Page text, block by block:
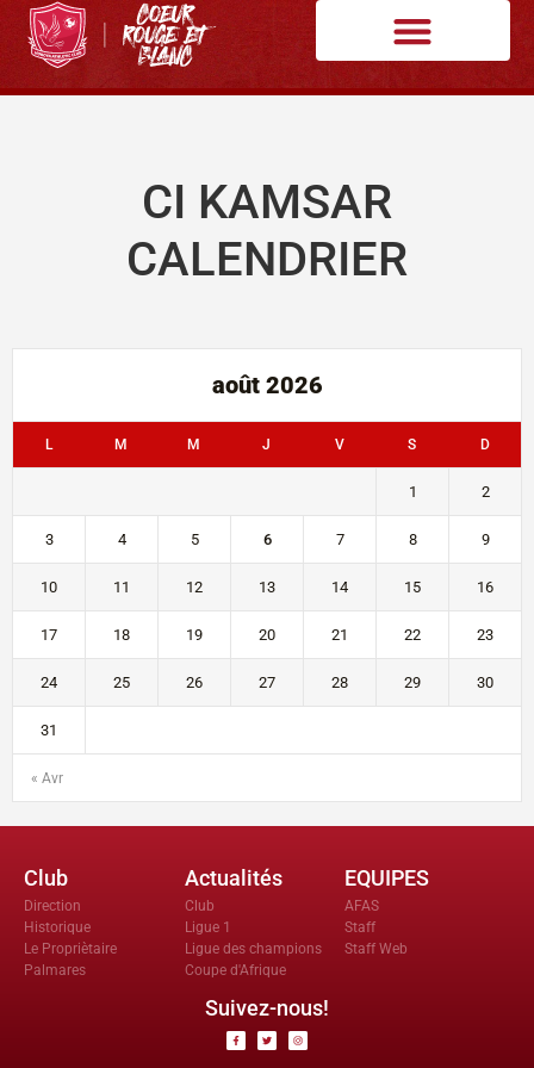
CI KAMSAR
CALENDRIER
août 2026
L M M J V S D
« Avr
1 2
3 4 5 6 7 8 9
10 11 12 13 14 15 16
17 18 19 20 21 22 23
24 25 26 27 28 29 30
31
Club
Direction
Historique
Le Propriètaire
Palmares
Actualités
Club
Ligue 1
Ligue des champions
Coupe d'Afrique
EQUIPES
AFAS
Staff
Staff Web
Suivez-nous!